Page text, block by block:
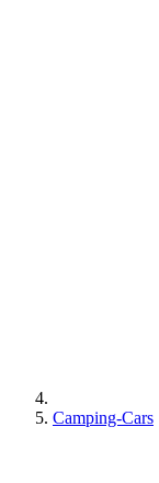
Camping-Cars